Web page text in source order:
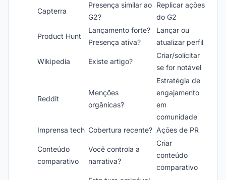
Capterra
Presença similar ao
G2?
Replicar ações
do G2
Product Hunt
Lançamento forte?
Presença ativa?
Lançar ou
atualizar perfil
Wikipedia Existe artigo?
Criar/solicitar
se for notável
Reddit
Menções
orgânicas?
Estratégia de
engajamento
em
comunidade
Imprensa tech Cobertura recente? Ações de PR
Conteúdo
comparativo
Você controla a
narrativa?
Criar
conteúdo
comparativo